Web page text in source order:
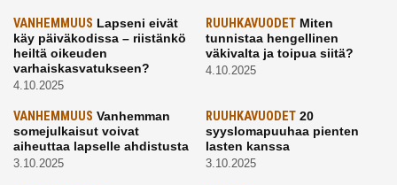
VANHEMMUUS Lapseni eivät
käy päiväkodissa – riistänkö
heiltä oikeuden
varhaiskasvatukseen?
4.10.2025
RUUHKAVUODETMiten
tunnistaa hengellinen
väkivalta ja toipua siitä?
4.10.2025
VANHEMMUUS Vanhemman
somejulkaisut voivat
aiheuttaa lapselle ahdistusta
3.10.2025
RUUHKAVUODET20
syyslomapuuhaa pienten
lasten kanssa
3.10.2025